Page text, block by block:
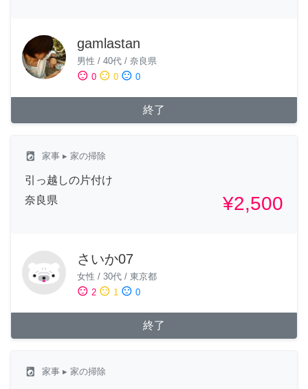
gamlastan
男性 / 40代 / 奈良県
sentiment_satisfied 0 sentiment_neutral 0 sentiment_dissatisfied 0
終了
local_laundry_service 家事 ▸ 家の掃除
引っ越しの片付け
奈良県
¥2,500
さいか07
女性 / 30代 / 東京都
sentiment_satisfied 2 sentiment_neutral 1 sentiment_dissatisfied 0
終了
local_laundry_service 家事 ▸ 家の掃除